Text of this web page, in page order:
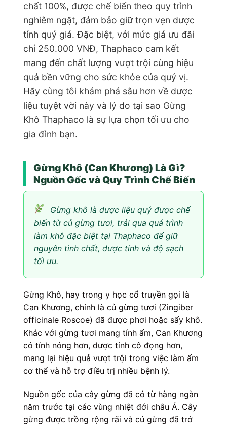
chất 100%, được chế biến theo quy trình
nghiêm ngặt, đảm bảo giữ trọn vẹn dược
tính quý giá. Đặc biệt, với mức giá ưu đãi
chỉ 250.000 VNĐ, Thaphaco cam kết
mang đến chất lượng vượt trội cùng hiệu
quả bền vững cho sức khỏe của quý vị.
Hãy cùng tôi khám phá sâu hơn về dược
liệu tuyệt vời này và lý do tại sao Gừng
Khô Thaphaco là sự lựa chọn tối ưu cho
gia đình bạn.
Gừng Khô (Can Khương) Là Gì?
Nguồn Gốc và Quy Trình Chế Biến
Gừng khô là dược liệu quý được chế
biến từ củ gừng tươi, trải qua quá trình
làm khô đặc biệt tại Thaphaco để giữ
nguyên tinh chất, dược tính và độ sạch
tối ưu.
Gừng Khô, hay trong y học cổ truyền gọi là
Can Khương, chính là củ gừng tươi (Zingiber
officinale Roscoe) đã được phơi hoặc sấy khô.
Khác với gừng tươi mang tính ấm, Can Khương
có tính nóng hơn, dược tính cô đọng hơn,
mang lại hiệu quả vượt trội trong việc làm ấm
cơ thể và hỗ trợ điều trị nhiều bệnh lý.
Nguồn gốc của cây gừng đã có từ hàng ngàn
năm trước tại các vùng nhiệt đới châu Á. Cây
gừng được trồng rộng rãi và củ gừng đã trở